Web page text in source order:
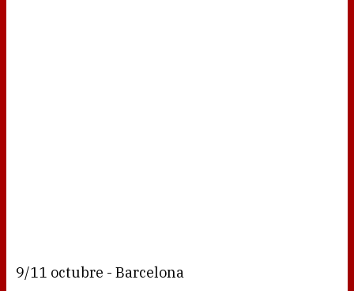
9/11 octubre - Barcelona